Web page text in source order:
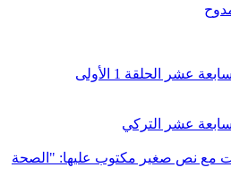
الحلقة 1 الأولى
عشر التركي